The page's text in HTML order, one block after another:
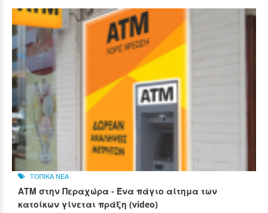
ΤΟΠΙΚΑ ΝΕΑ
ΑΤΜ στην Περαχώρα - Ένα πάγιο αίτημα των
κατοίκων γίνεται πράξη (video)